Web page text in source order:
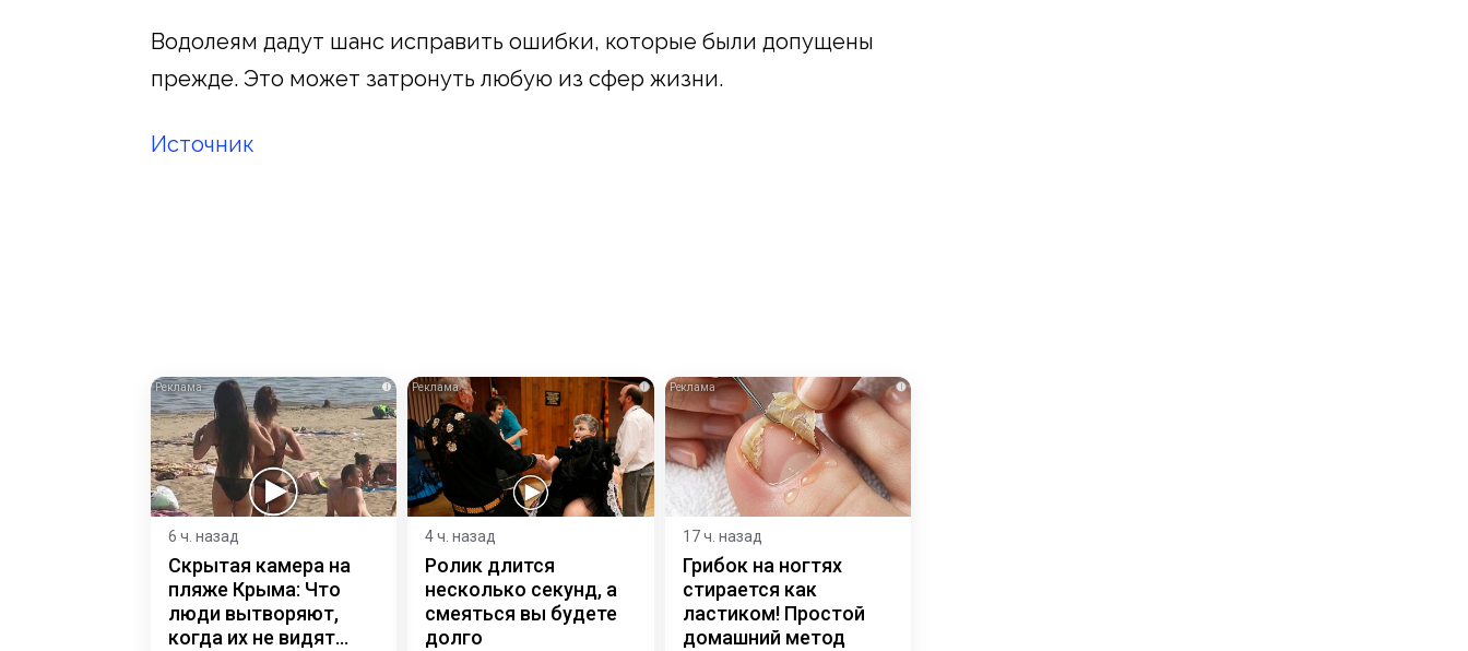
Водолеям дадут шанс исправить ошибки, которые были допущены
прежде. Это может затронуть любую из сфер жизни.
Источник
i
6 ч. назад
Скрытая камера на
пляже Крыма: Что
люди вытворяют,
когда их не видят...
i
4 ч. назад
Ролик длится
несколько секунд, а
смеяться вы будете
долго
i
17 ч. назад
Грибок на ногтях
стирается как
ластиком! Простой
домашний метод